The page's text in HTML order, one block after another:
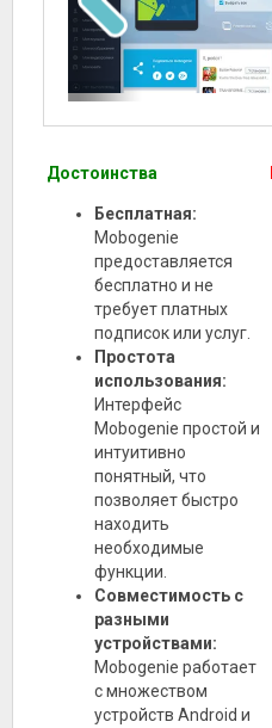
Достоинства
Бесплатная:
Mobogenie
предоставляется
бесплатно и не
требует платных
подписок или услуг.
Простота
использования:
Интерфейс
Mobogenie простой и
интуитивно
понятный, что
позволяет быстро
находить
необходимые
функции.
Совместимость с
разными
устройствами:
Mobogenie работает
с множеством
устройств Android и